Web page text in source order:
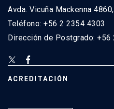
Avda. Vicuña Mackenna
Teléfono: +56 2 2354 4303
Dirección de Postgrado: +56
ACREDITACIÓN